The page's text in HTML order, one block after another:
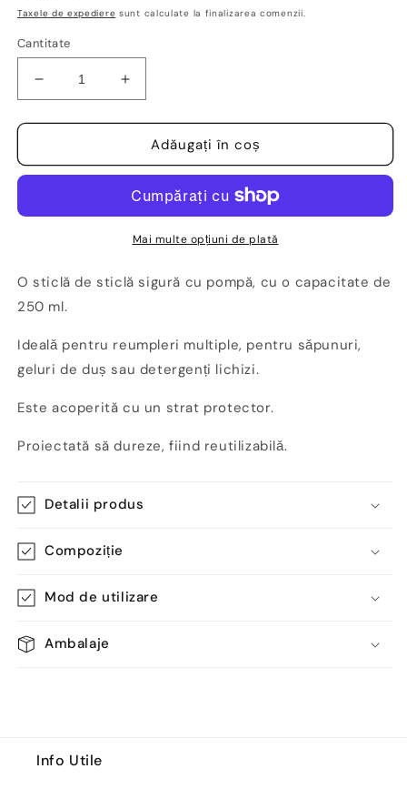
obișnuit
Taxele de expediere sunt calculate la finalizarea comenzii.
Cantitate
Reduceți
cantitatea
pentru
reutilizabilǎ
Pump
-
sǎpun
lichid
Creșteți
cantitatea
pentru
Sticlǎ
reutilizabilǎ
Pink
Pump
250
-
Adăugați în coș
Mai multe opțiuni de plată
O sticlă de sticlă sigură cu pompă, cu o capacitate de
250 ml.
Idealǎ pentru reumpleri multiple, pentru sǎpunuri,
geluri de duș sau detergenți lichizi.
Este acoperită cu un strat protector.
Proiectată să dureze, fiind reutilizabilǎ.
Detalii produs
Compoziție
Mod de utilizare
Ambalaje
Info Utile